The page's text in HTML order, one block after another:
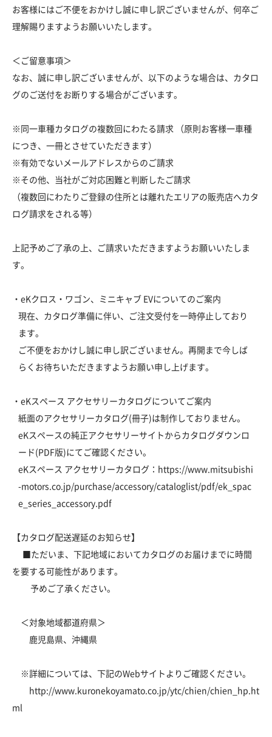
お客様にはご不便をおかけし誠に申し訳ございませんが、何卒ご
理解賜りますようお願いいたします。
＜ご留意事項＞
なお、誠に申し訳ございませんが、以下のような場合は、カタロ
グのご送付をお断りする場合がございます。
※同一車種カタログの複数回にわたる請求 （原則お客様一車種
につき、一冊とさせていただきます）
※有効でないメールアドレスからのご請求
※その他、当社がご対応困難と判断したご請求
（複数回にわたりご登録の住所とは離れたエリアの販売店へカタ
ログ請求をされる等）
上記予めご了承の上、ご請求いただきますようお願いいたしま
す。
・eKクロス・ワゴン、ミニキャブ EVについてのご案内
現在、カタログ準備に伴い、ご注文受付を一時停止しており
ます。
ご不便をおかけし誠に申し訳ございません。再開まで今しば
らくお待ちいただきますようお願い申し上げます。
・eKスペース アクセサリーカタログについてご案内
紙面のアクセサリーカタログ(冊子)は制作しておりません。
eKスペースの純正アクセサリーサイトからカタログダウンロ
ード(PDF版)にてご確認ください。
eKスペース アクセサリーカタログ： https://www.mitsubishi
-motors.co.jp/purchase/accessory/cataloglist/pdf/ek_spac
e_series_accessory.pdf
【カタログ配送遅延のお知らせ】
■ただいま、下記地域においてカタログのお届けまでに時間
を要する可能性があります。
予めご了承ください。
＜対象地域都道府県＞
鹿児島県、沖縄県
※詳細については、下記のWebサイトよりご確認ください。
http://www.kuronekoyamato.co.jp/ytc/chien/chien_hp.ht
ml